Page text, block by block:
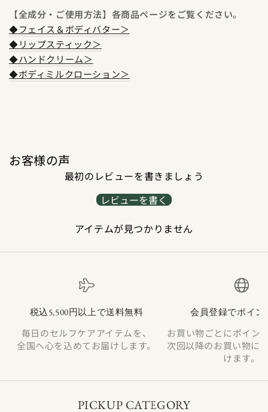
【全成分・ご使用方法】各商品ページをご覧ください。
◆フェイス＆ボディバター＞
◆リップスティック＞
◆ハンドクリーム＞
◆ボディミルクローション＞
お客様の声
最初のレビューを書きましょう
レビューを書く
アイテムが見つかりません
税込5,500円以上で送料無料
毎日のセルフケアアイテムを、
全国へ心を込めてお届けします。
会員登録でポイン
お買い物ごとにポイン
次回以降のお買い物に
けます。
PICKUP CATEGORY